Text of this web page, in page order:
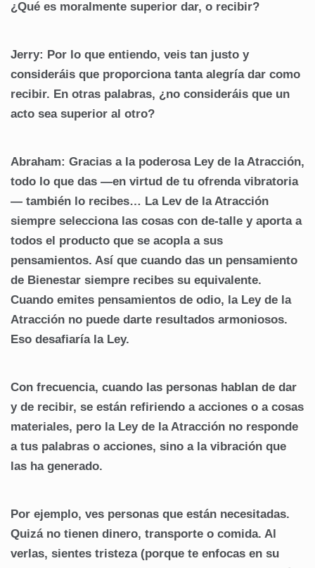
¿Qué es moralmente superior dar, o recibir?
Jerry: Por lo que entiendo, veis tan justo y
consideráis que proporciona tanta alegría dar como
recibir. En otras palabras, ¿no consideráis que un
acto sea superior al otro?
Abraham: Gracias a la poderosa Ley de la Atracción,
todo lo que das —en virtud de tu ofrenda vibratoria
— también lo recibes… La Lev de la Atracción
siempre selecciona las cosas con de-talle y aporta a
todos el producto que se acopla a sus
pensamientos. Así que cuando das un pensamiento
de Bienestar siempre recibes su equivalente.
Cuando emites pensamientos de odio, la Ley de la
Atracción no puede darte resultados armoniosos.
Eso desafiaría la Ley.
Con frecuencia, cuando las personas hablan de dar
y de recibir, se están refiriendo a acciones o a cosas
materiales, pero la Ley de la Atracción no responde
a tus palabras o acciones, sino a la vibración que
las ha generado.
Por ejemplo, ves personas que están necesitadas.
Quizá no tienen dinero, transporte o comida. Al
verlas, sientes tristeza (porque te enfocas en su